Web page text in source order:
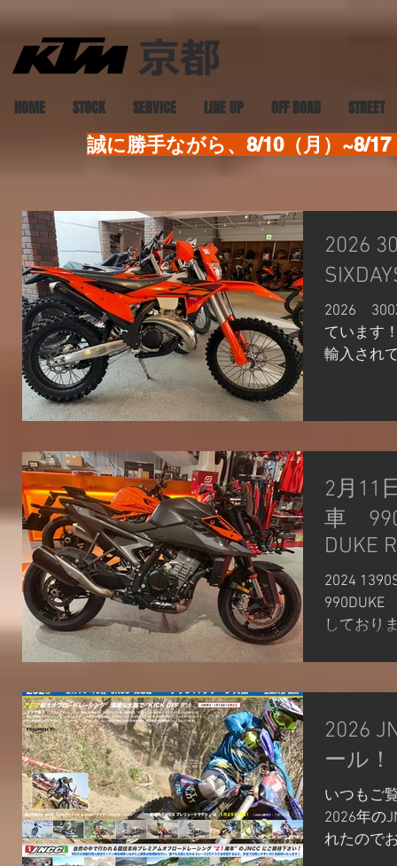
HOME STOCK SERVICE LINE UP OFF ROAD STREET
誠に勝手ながら、8/10（月）~8/
2026
2026
ています
輸入され
備してい
OKです。
なくなっ
価格は
よりも
ックとし
クル
載。サス
でも注目
ップライ
いものの
ーマンス
2月11
車 990DUKE
DUKE
2024
990DUKE
しており
するあら
し軽量な
トファイ
ています
てくださ
いしてお
2026
ール！
いつもご
2026年の
れたので